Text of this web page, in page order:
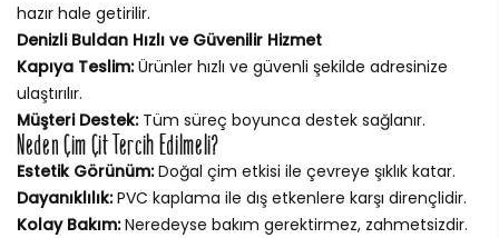
hazır hale getirilir.
Denizli Buldan Hızlı ve Güvenilir Hizmet
Kapıya Teslim:Ürünler hızlı ve güvenli şekilde adresinize
ulaştırılır.
Müşteri Destek:Tüm süreç boyunca destek sağlanır.
Neden Çim Çit Tercih Edilmeli?
Estetik Görünüm:Doğal çim etkisi ile çevreye şıklık katar.
Dayanıklılık:PVC kaplama ile dış etkenlere karşı dirençlidir.
Kolay Bakım:Neredeyse bakım gerektirmez, zahmetsizdir.